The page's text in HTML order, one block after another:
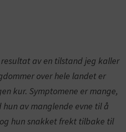
av en tilstand jeg kaller
over hele landet er
kur. Symptomene er mange,
hun av manglende evne til å
hun snakket frekt tilbake til